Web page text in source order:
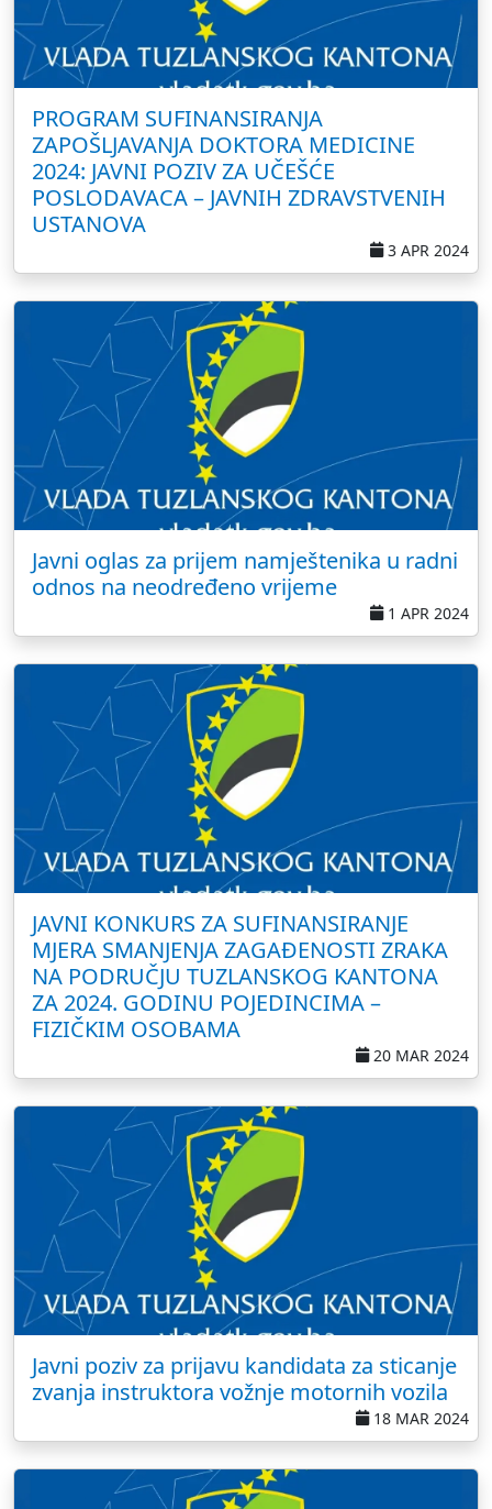
PROGRAM SUFINANSIRANJA
ZAPOŠLJAVANJA DOKTORA MEDICINE
2024: JAVNI POZIV ZA UČEŠĆE
POSLODAVACA – JAVNIH ZDRAVSTVENIH
USTANOVA
3 APR 2024
Javni oglas za prijem namještenika u radni
odnos na neodređeno vrijeme
1 APR 2024
JAVNI KONKURS ZA SUFINANSIRANJE
MJERA SMANJENJA ZAGAĐENOSTI ZRAKA
NA PODRUČJU TUZLANSKOG KANTONA
ZA 2024. GODINU POJEDINCIMA –
FIZIČKIM OSOBAMA
20 MAR 2024
Javni poziv za prijavu kandidata za sticanje
zvanja instruktora vožnje motornih vozila
18 MAR 2024